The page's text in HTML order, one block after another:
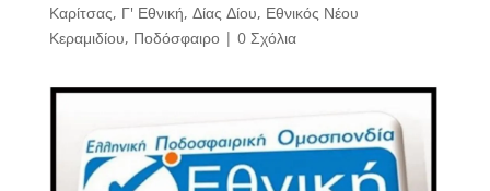
Καρίτσας, Γ' Εθνική, Δίας Δίου, Εθνικός Νέου
Κεραμιδίου, Ποδόσφαιρο| 0 Σχόλια